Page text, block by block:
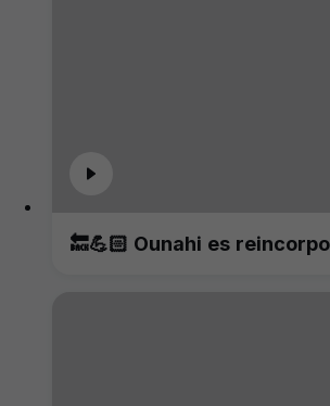
🔙💪🏻 Ounahi es